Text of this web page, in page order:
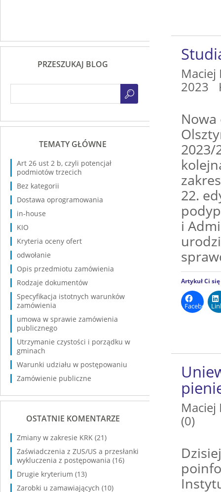
Maciej
2023
2023/
22.
i
Artykuł Ci
Facebook
Maciej
(0)
PRZESZUKAJ BLOG
TEMATY GŁÓWNE
Art 26 ust 2 b, czyli potencjał
podmiotów trzecich
Bez kategorii
Dostawa oprogramowania
in-house
KIO
Kryteria oceny ofert
odwołanie
Opis przedmiotu zamówienia
Rodzaje dokumentów
Specyfikacja istotnych warunków
zamówienia
umowa w sprawie zamówienia
publicznego
Utrzymanie czystości i porządku w
gminach
Warunki udziału w postępowaniu
Zamówienie publiczne
OSTATNIE KOMENTARZE
Zmiany w zakresie KRK (21)
Zaświadczenia z ZUS/US a przesłanki
wykluczenia z postępowania (16)
Drugie kryterium (13)
Zarobki u zamawiających (10)